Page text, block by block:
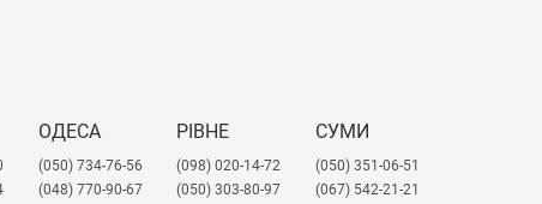
ОДЕСА
(050) 734-76-56
(048) 770-90-67
РІВНЕ
(098) 020-14-72
(050) 303-80-97
СУМИ
(050) 351-06-51
(067) 542-21-21